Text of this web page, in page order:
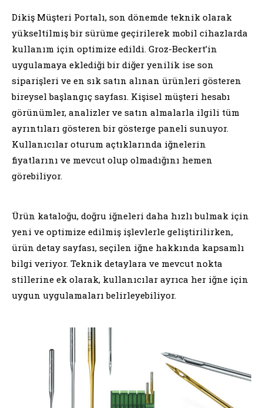
Dikiş Müşteri Portalı, son dönemde teknik olarak
yükseltilmiş bir sürüme geçirilerek mobil cihazlarda
kullanım için optimize edildi. Groz-Beckert’in
uygulamaya eklediği bir diğer yenilik ise son
siparişleri ve en sık satın alınan ürünleri gösteren
bireysel başlangıç ​​sayfası. Kişisel müşteri hesabı
görünümler, analizler ve satın almalarla ilgili tüm
ayrıntıları gösteren bir gösterge paneli sunuyor.
Kullanıcılar oturum açtıklarında iğnelerin
fiyatlarını ve mevcut olup olmadığını hemen
görebiliyor.
Ürün kataloğu, doğru iğneleri daha hızlı bulmak için
yeni ve optimize edilmiş işlevlerle geliştirilirken,
ürün detay sayfası, seçilen iğne hakkında kapsamlı
bilgi veriyor. Teknik detaylara ve mevcut nokta
stillerine ek olarak, kullanıcılar ayrıca her iğne için
uygun uygulamaları belirleyebiliyor.